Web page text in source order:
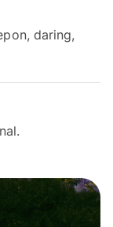
daring,